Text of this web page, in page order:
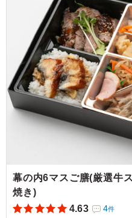
入っており、メインがステ
た。 エビチリや麻婆豆腐な
ティが高いと感じました。
ご利用シーン：会議・セミナー
大阪府大阪市淀川区宮原2026/
幕の内6マスご膳(厳選牛
焼き)
4.63
4件